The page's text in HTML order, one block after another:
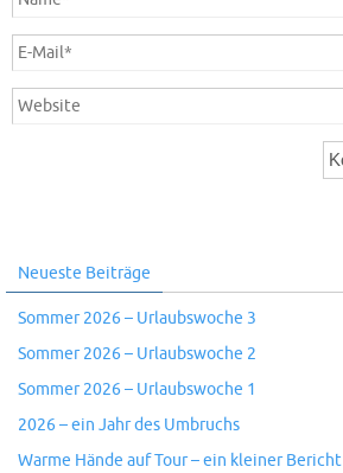
Neueste Beiträge
Sommer 2026 – Urlaubswoche 3
Sommer 2026 – Urlaubswoche 2
Sommer 2026 – Urlaubswoche 1
2026 – ein Jahr des Umbruchs
Warme Hände auf Tour – ein kleiner Bericht